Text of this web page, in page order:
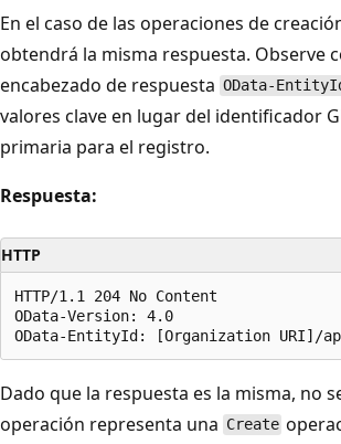
En el caso de las operaciones de
obtendrá la misma respuesta. Observe
encabezado de respuesta OData-
valores clave en lugar del identificador
primaria para el registro.
Respuesta:
HTTP
HTTP/1.1 204 No Content
OData-Version: 4.0
Dado que la respuesta es la misma, no
operación representa una Create